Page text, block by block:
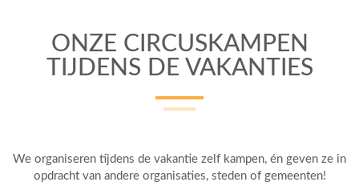
ONZE CIRCUSKAMPEN
TIJDENS DE VAKANTIES
We organiseren tijdens de vakantie zelf kampen, én geven ze in
opdracht van andere organisaties, steden of gemeenten!